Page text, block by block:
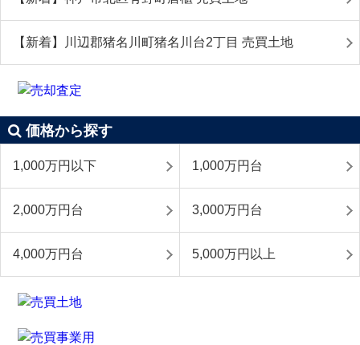
【新着】川辺郡猪名川町猪名川台2丁目 売買土地
価格から探す
1,000万円以下 1,000万円台
2,000万円台 3,000万円台
4,000万円台 5,000万円以上